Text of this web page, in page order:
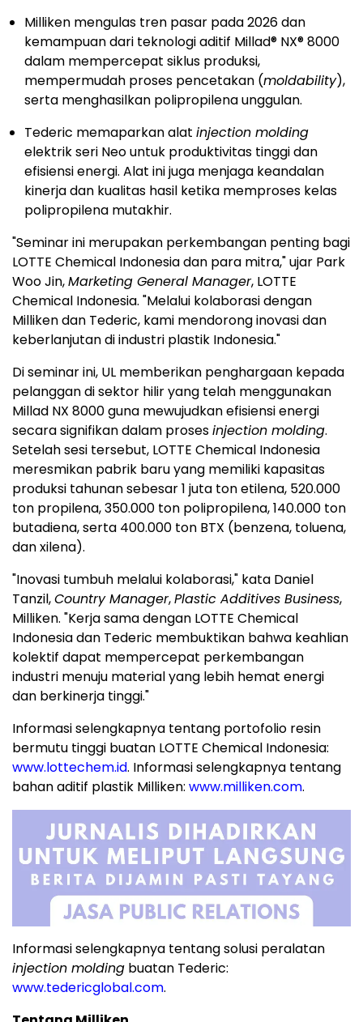
Milliken mengulas tren pasar pada 2026 dan
kemampuan dari teknologi aditif Millad® NX® 8000
dalam mempercepat siklus produksi,
mempermudah proses pencetakan (moldability),
serta menghasilkan polipropilena unggulan.
Tederic memaparkan alat injection molding
elektrik seri Neo untuk produktivitas tinggi dan
efisiensi energi. Alat ini juga menjaga keandalan
kinerja dan kualitas hasil ketika memproses kelas
polipropilena mutakhir.
"Seminar ini merupakan perkembangan penting bagi
LOTTE Chemical Indonesia dan para mitra," ujar Park
Woo Jin,Marketing General Manager, LOTTE
Chemical Indonesia. "Melalui kolaborasi dengan
Milliken dan Tederic, kami mendorong inovasi dan
keberlanjutan di industri plastik Indonesia."
Di seminar ini, UL memberikan penghargaan kepada
pelanggan di sektor hilir yang telah menggunakan
Millad NX 8000 guna mewujudkan efisiensi energi
secara signifikan dalam prosesinjection molding.
Setelah sesi tersebut, LOTTE Chemical Indonesia
meresmikan pabrik baru yang memiliki kapasitas
produksi tahunan sebesar 1 juta ton etilena, 520.000
ton propilena, 350.000 ton polipropilena, 140.000 ton
butadiena, serta 400.000 ton BTX (benzena, toluena,
dan xilena).
"Inovasi tumbuh melalui kolaborasi," kata Daniel
Tanzil,Country Manager,Plastic Additives Business,
Milliken. "Kerja sama dengan LOTTE Chemical
Indonesia dan Tederic membuktikan bahwa keahlian
kolektif dapat mempercepat perkembangan
industri menuju material yang lebih hemat energi
dan berkinerja tinggi."
Informasi selengkapnya tentang portofolio resin
bermutu tinggi buatan LOTTE Chemical Indonesia:
www.lottechem.id. Informasi selengkapnya tentang
bahan aditif plastik Milliken: www.milliken.com.
Informasi selengkapnya tentang solusi peralatan
injection molding buatan Tederic:
www.tedericglobal.com.